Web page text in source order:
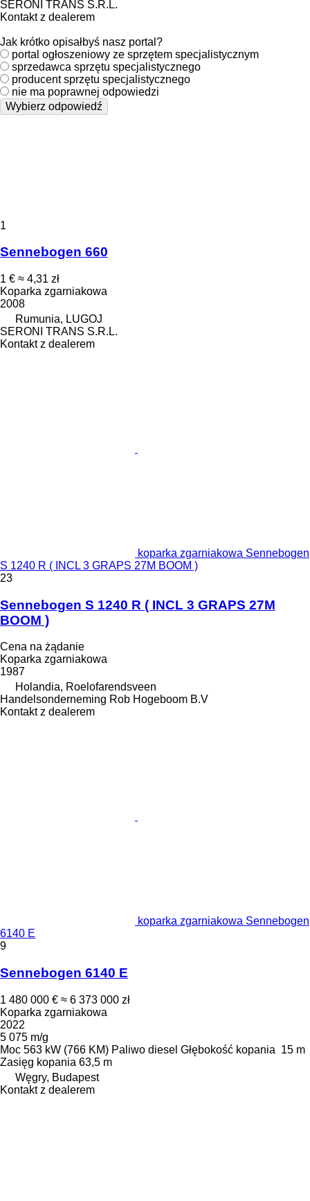
SERONI TRANS S.R.L.
Kontakt z dealerem
Jak krótko opisałbyś nasz portal?
portal ogłoszeniowy ze sprzętem specjalistycznym
sprzedawca sprzętu specjalistycznego
producent sprzętu specjalistycznego
nie ma poprawnej odpowiedzi
Wybierz odpowiedź
1
Sennebogen 660
1 € ≈ 4,31 zł
Koparka zgarniakowa
2008
Rumunia, LUGOJ
SERONI TRANS S.R.L.
Kontakt z dealerem
koparka zgarniakowa Sennebogen
S 1240 R ( INCL 3 GRAPS 27M BOOM )
23
Sennebogen S 1240 R ( INCL 3 GRAPS 27M
BOOM )
Cena na żądanie
Koparka zgarniakowa
1987
Holandia, Roelofarendsveen
Handelsonderneming Rob Hogeboom B.V
Kontakt z dealerem
koparka zgarniakowa Sennebogen
6140 E
9
Sennebogen 6140 E
1 480 000 € ≈ 6 373 000 zł
Koparka zgarniakowa
2022
5 075 m/g
Moc 563 kW (766 KM) Paliwo diesel Głębokość kopania 15 m
Zasięg kopania 63,5 m
Węgry, Budapest
Kontakt z dealerem